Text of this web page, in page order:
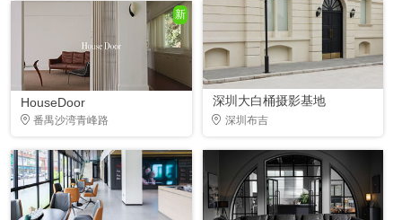
新
HouseDoor
番禺沙湾青峰路
深圳大白桶摄影基地
深圳布吉